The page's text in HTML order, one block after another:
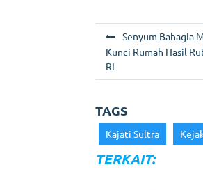
g
s
Senyum Bahagia
Kunci Rumah Hasil
RI
TAGS
Kajati Sultra
TERKAIT: